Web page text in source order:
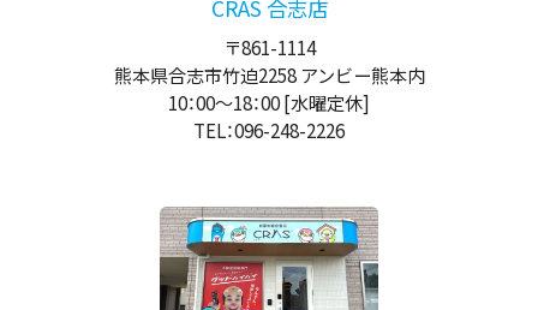
CRAS 合志店
〒861-1114
熊本県合志市竹迫2258 アンビー熊本内
10：00～18：00[水曜定休]
TEL：096-248-2226